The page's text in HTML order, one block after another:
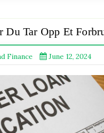
Du Tar Opp Et
Finance June 12, 2024